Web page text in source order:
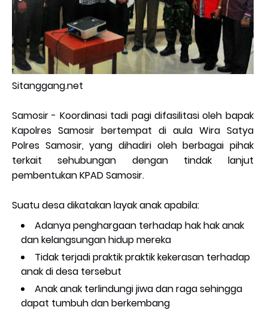
Sitanggang.net
Samosir - Koordinasi tadi pagi difasilitasi oleh bapak
Kapolres Samosir bertempat di aula Wira Satya
Polres Samosir, yang dihadiri oleh berbagai pihak
terkait sehubungan dengan tindak lanjut
pembentukan KPAD Samosir.
Suatu desa dikatakan layak anak apabila:
Adanya penghargaan terhadap hak hak anak
dan kelangsungan hidup mereka
Tidak terjadi praktik praktik kekerasan terhadap
anak di desa tersebut
Anak anak terlindungi jiwa dan raga sehingga
dapat tumbuh dan berkembang